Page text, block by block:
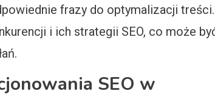
frazy do optymalizacji treści.
i ich strategii SEO, co może
SEO w